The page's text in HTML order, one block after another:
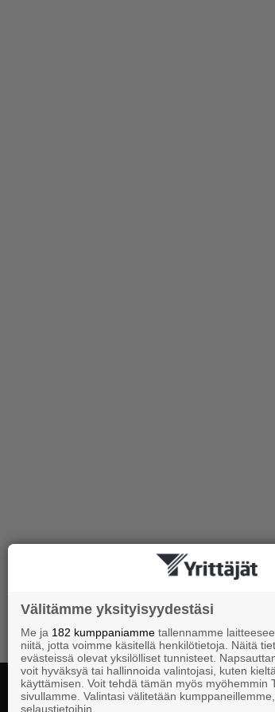
Välitämme yksityisyydestäsi
Me ja 182 kumppaniamme tallennamme
niitä, jotta voimme käsitellä henkilötietoja. Näitä
evästeissä olevat yksilölliset tunnisteet.
voit hyväksyä tai hallinnoida valintojasi, kuten
käyttämisen. Voit tehdä tämän myös myöhemmin
sivullamme. Valintasi välitetään
selaustietoihin.